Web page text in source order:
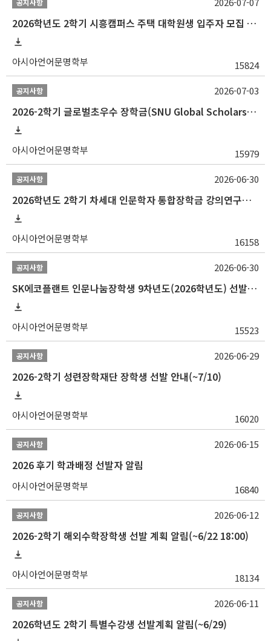
공지사항
2026학년도 2학기 시흥캠퍼스 주택 대학원생 입주자 모집 안내
아시아언어문명학부 15824
공지사항
2026-2학기 글로벌초우수 장학금(SNU Global Scholarship, GS) 신청 안내(~7/12 23:00)
아시아언어문명학부 15979
2026-07-03
공지사항
2026학년도 2학기 차세대 인문학자 통합장학금 강의연구조교 선발 안내(~7/8)
아시아언어문명학부 16158
2026-06-30
공지사항
SK에코플랜트 인문나눔장학생 9차년도(2026학년도) 선발 안내(~7/20)
아시아언어문명학부 15523
2026-06-30
공지사항
2026-2학기 성련장학재단 장학생 선발 안내(~7/10)
아시아언어문명학부 16020
2026-06-29
공지사항
2026 후기 학과배정 선발자 알림
아시아언어문명학부 16840
2026-06-15
공지사항
2026-2학기 해외수학장학생 선발 계획 알림(~6/22 18:00)
아시아언어문명학부 18134
2026-06-12
공지사항
2026학년도 2학기 특별수강생 선발계획 알림(~6/29)
2026-06-11